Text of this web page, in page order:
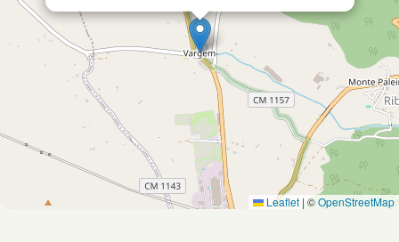
Leaflet | ©OpenStreetMap